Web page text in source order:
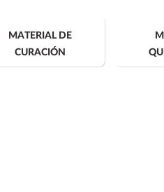
MATERIAL DE
CURACIÓN